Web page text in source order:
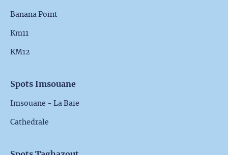
Banana Point
Km11
KM12
Spots Imsouane
Imsouane - La Baie
Cathedrale